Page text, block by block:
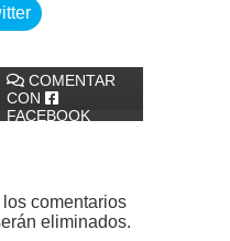
COMENTAR
CON
FACEBOOK
comentarios
eliminados.